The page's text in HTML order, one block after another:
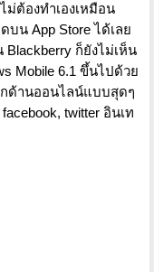
ม่ต้องทำเองเหมือน
น App Store ได้เลย
ก็ยังไม่เห็น
Mobile 6.1 ขึ้นไปด้วย
กด้านออนไลน์แบบสุดๆ
twitter อินเท